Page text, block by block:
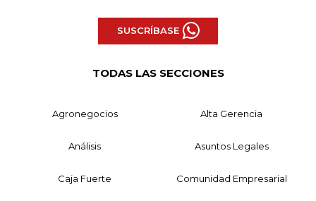
SUSCRÍBASE
TODAS LAS SECCIONES
Agronegocios Alta Gerencia
Análisis Asuntos Legales
Caja Fuerte Comunidad Empresarial